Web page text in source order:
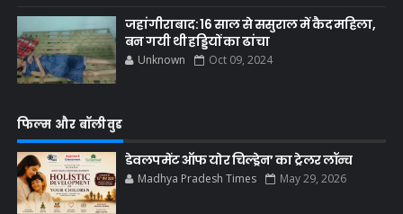
जहांगीराबाद: 16 साल से ससुराल में कैद महिला,
बन गयी थी हड्डियों का ढांचा
Unknown Oct 09, 2024
फिल्म और बॉलीवुड
डेवलपमेंट ऑफ योर चिल्ड्रेन’ का ट्रेलर लॉन्च
Madhya Pradesh Times May 29, 2026